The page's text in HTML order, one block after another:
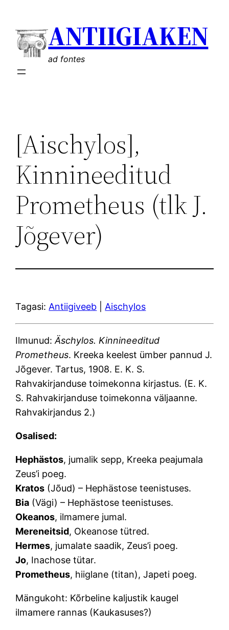
sisu
juurde
ANTIIGIAKEN
ad fontes
[Aischylos],
Kinnineeditud
Prometheus (tlk J.
Jõgever)
Tagasi: Antiigiveeb Aischylos
Ilmunud:Äschylos. Kinnineeditud
Prometheus. Kreeka keelest ümber pannud J.
Jõgever. Tartus, 1908. E. K. S.
Rahvakirjanduse toimekonna kirjastus. (E. K.
S. Rahvakirjanduse toimekonna väljaanne.
Rahvakirjandus 2.)
Osalised:
Hephästos, jumalik sepp, Kreeka peajumala
Zeus’i poeg.
Kratos (Jõud) – Hephästose teenistuses.
Bia (Vägi) – Hephästose teenistuses.
Okeanos, ilmamere jumal.
Mereneitsid, Okeanose tütred.
Hermes, jumalate saadik, Zeus’i poeg.
Jo, Inachose tütar.
Prometheus, hiiglane (titan), Japeti poeg.
Mängukoht: Kõrbeline kaljustik kaugel
ilmamere rannas (Kaukasuses?)